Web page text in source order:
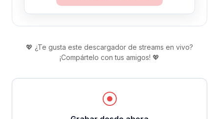
💖 ¿Te gusta este descargador de streams en vivo?
¡Compártelo con tus amigos! 💖